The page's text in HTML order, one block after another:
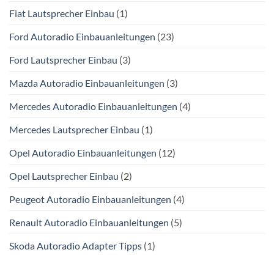
Fiat Lautsprecher Einbau (1)
Ford Autoradio Einbauanleitungen (23)
Ford Lautsprecher Einbau (3)
Mazda Autoradio Einbauanleitungen (3)
Mercedes Autoradio Einbauanleitungen (4)
Mercedes Lautsprecher Einbau (1)
Opel Autoradio Einbauanleitungen (12)
Opel Lautsprecher Einbau (2)
Peugeot Autoradio Einbauanleitungen (4)
Renault Autoradio Einbauanleitungen (5)
Skoda Autoradio Adapter Tipps (1)